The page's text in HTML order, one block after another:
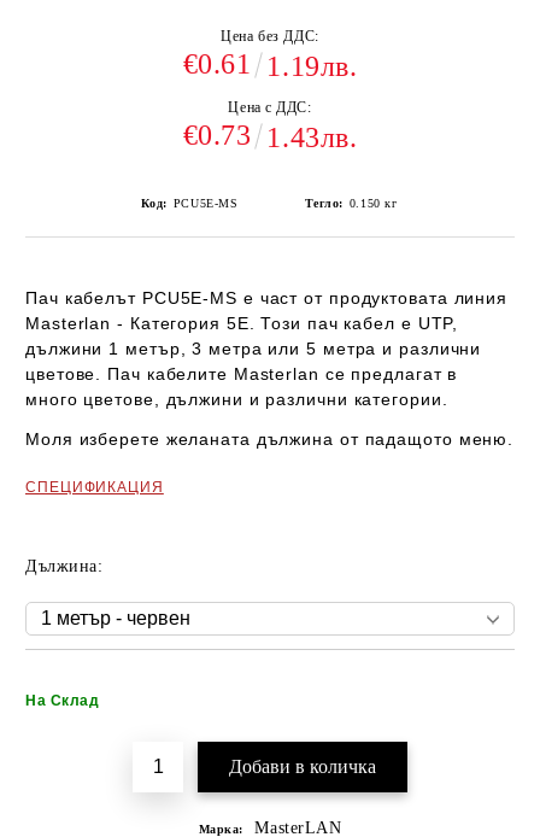
Цена без ДДС:
€0.61 1.19лв.
Цена с ДДС:
€0.73 1.43лв.
Код: PCU5E-MS Тегло: 0.150 кг
Пач кабелът PCU5E-MS е част от продуктовата линия
Masterlan - Категория 5E. Този пач кабел е UTP,
дължини 1 метър, 3 метра или 5 метра и различни
цветове. Пач кабелите Masterlan се предлагат в
много цветове, дължини и различни категории.
Моля изберете желаната дължина от падащото меню.
СПЕЦИФИКАЦИЯ
Дължина:
На Склад
Марка: MasterLAN